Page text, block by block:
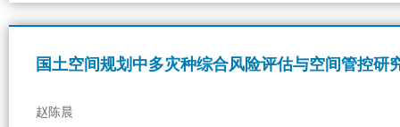
国土空间规划中多灾种综合风险评估与空间管控研
赵陈晨